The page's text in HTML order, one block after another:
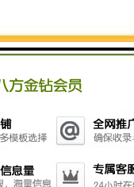
鹰嘴剪的特点在
场合下进行灵活的
切机等不可以进行